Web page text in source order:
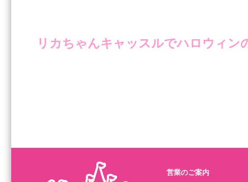
リカちゃんキャッスルでハロウィン
営業のご案内